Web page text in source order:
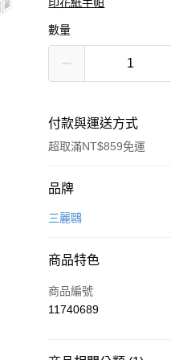
數量
付款與運送方式
超取滿NT$859免運
付款方式
信用卡一次付款
Apple Pay
品牌
三麗鷗
商品特色
商品編號
11740689